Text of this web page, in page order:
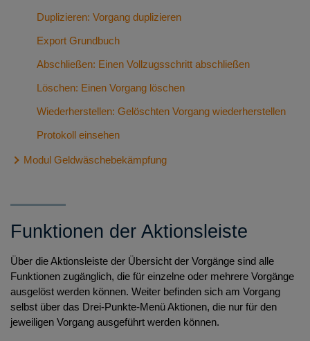
Wiederherstellen: gelöschten Grundbuchantrag
Grundbuchantrages einsehen
Antrag nach XNotar
Duplizieren: Sonstigen Antrag duplizieren
Rückmeldung trennen
Löschen: Sonstigen Antrag löschen
Wiederherstellen: gelöschten Antrag wiederherstellen
Für Amtstätigkeitsänderung exportieren/importieren
Protokoll einsehen: Fachliches Protokoll eines
Duplizieren: Vorgang duplizieren
Export Grundbuch
Abschließen: Einen Vollzugsschritt abschließen
Löschen: Einen Vorgang löschen
Wiederherstellen: Gelöschten Vorgang wiederherstellen
Protokoll einsehen
Modul Geldwäschebekämpfung
Upload der Meldung als XML-Datei bei goAML
Abgabe einer Web-Meldung über goAML
Anleitung für die Nutzung des Meldeportals
FAQ: Modul Geldwäschebekämpfung Meldeportal
Anleitung für die Nutzung des Prüfungstools
Schritt 1: Allgemeine Angaben
FAQ: Modul Geldwäschebekämpfung - Prüfungstool
Funktionen der Aktionsleiste
Über die Aktionsleiste der Übersicht der Vorgänge sind alle
Funktionen zugänglich, die für einzelne oder mehrere Vorgänge
ausgelöst werden können. Weiter befinden sich am Vorgang
selbst über das Drei-Punkte-Menü Aktionen, die nur für den
jeweiligen Vorgang ausgeführt werden können.